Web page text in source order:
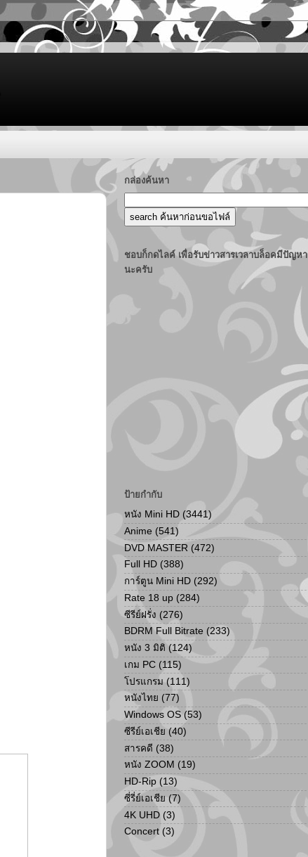
กล่องค้นหา
ชอบก็กดไลค์ เพื่อรับข่าวสารเวลาบล็อคมีปัญหา
นะครับ
ป้ายกำกับ
หนัง Mini HD (3441)
Anime (541)
DVD MASTER (472)
Full HD (388)
การ์ตูน Mini HD (292)
Rate 18 up (284)
ซีรีย์ฝรั่ง (276)
BDRM Full Bitrate (233)
หนัง 3 มิติ (124)
เกม PC (115)
โปรแกรม (111)
หนังไทย (77)
Windows OS (53)
ซีรีย์เอเชีย (40)
สารคดี (38)
หนัง ZOOM (19)
HD-Rip (13)
ซี่รี่ย์เอเชีย (7)
4K UHD (3)
Concert (3)